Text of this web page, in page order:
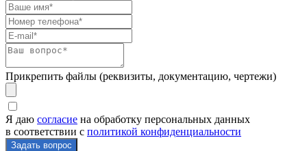
Прикрепить файлы (реквизиты, документацию, чертежи)
Я даю согласие на обработку персональных данных
в соответствии с политикой конфиденциальности